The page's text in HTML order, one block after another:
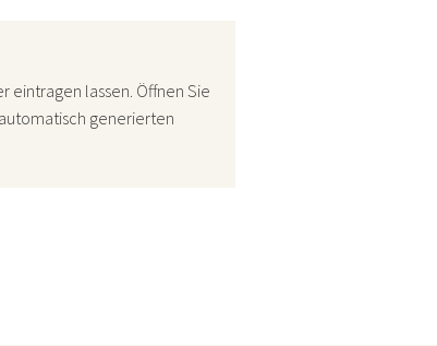
eintragen lassen. Öffnen Sie
generierten